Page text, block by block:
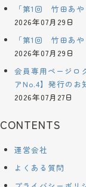
「第1回 竹田あ
2026年07月29日
「第1回 竹田あ
2026年07月29日
会員専用ページロ
アNo.4】発行のお
2026年07月27日
CONTENTS
運営会社
よくある質問